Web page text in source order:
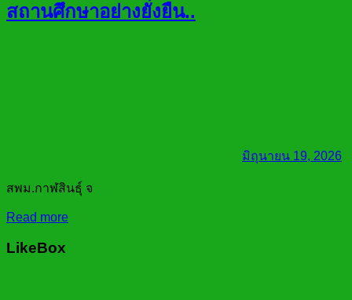
สถานศึกษาอย่างยั่งยืน..
มิถุนายน 19, 2026
สพม.กาฬสินธุ์ จ
Read more
LikeBox